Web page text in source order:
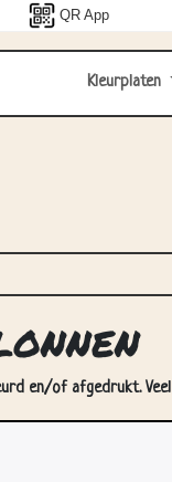
QR App
Kleurplaten
en/of afgedrukt.